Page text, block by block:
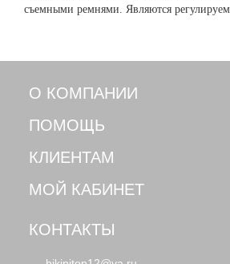
съемными ремнями. Являются
О КОМПАНИИ
ПОМОЩЬ
КЛИЕНТАМ
МОЙ КАБИНЕТ
КОНТАКТЫ